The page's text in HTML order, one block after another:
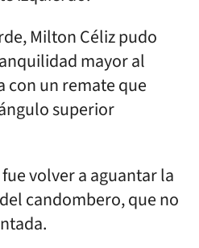
Milton Céliz pudo
mayor al
con un remate que
superior
volver a aguantar la
candombero, que no